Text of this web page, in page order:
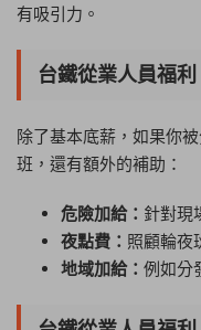
有吸引力。
台鐵從業人員福
除了基本底薪，如果你
班，還有額外的補助：
危險加給： 針對現
夜點費： 照顧輪夜
地域加給： 例如分